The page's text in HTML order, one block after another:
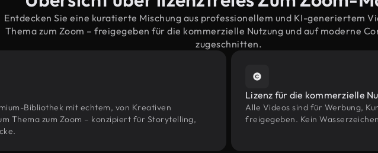
Entdecken Sie eine kuratierte Mischung aus professionellem und KI-generiertem
Thema zum Zoom – freigegeben für die kommerzielle Nutzung und auf moderne
zugeschnitten.
Bibliothek mit echtem, von Kreativen
Thema zum Zoom – konzipiert für Storytelling,
Lizenz für die kommerzielle
Alle Videos sind für Werbung,
freigegeben. Kein